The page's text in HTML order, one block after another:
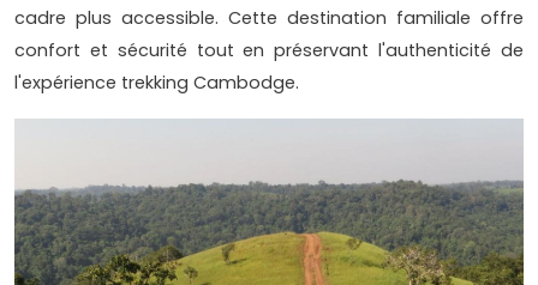
cadre plus accessible. Cette destination familiale offre
confort et sécurité tout en préservant l'authenticité de
l'expérience trekking Cambodge.